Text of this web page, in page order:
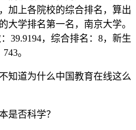
加上各院校的综合排名，算出
大学排名第一名，南京大学。
39.9194，综合排名：8，新生
。
知道为什么中国教育在线这么
是否科学？